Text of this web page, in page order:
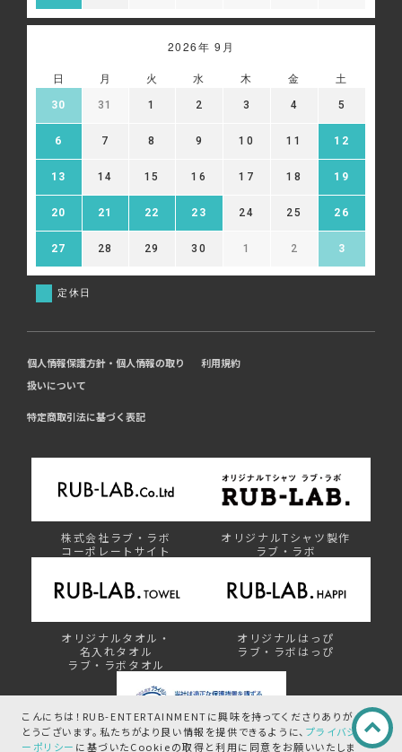
こんにちは！RUB-ENTERTAINMENTに興味を持ってくださりありが
とうございます。 私たちがより良い情報を提供できるように、 プライバシ
ーポリシー に基づいたCookieの取得と利用に同意をお願いいたしま
2026年 9月
日 月 火 水 木 金 土
30 31 1 2 3 4 5
6 7 8 9 10 11 12
13 14 15 16 17 18 19
20 21 22 23 24 25 26
27 28 29 30 1 2 3
定休日
個人情報保護方針・個人情報の取り
扱いについて
利用規約
特定商取引法に基づく表記
株式会社ラブ・ラボ
コーポレートサイト
オリジナルTシャツ製作
ラブ・ラボ
オリジナルタオル・
名入れタオル
ラブ・ラボタオル
オリジナルはっぴ
ラブ・ラボはっぴ